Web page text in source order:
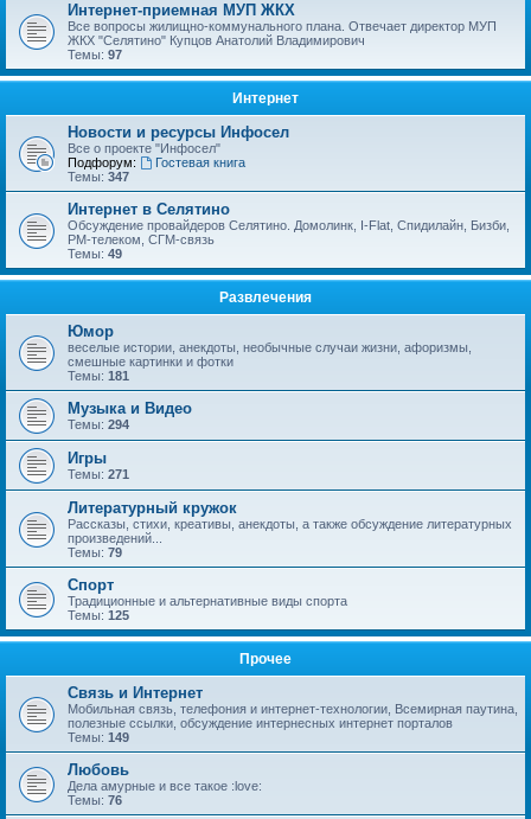
Интернет-приемная МУП ЖКХ
Все вопросы жилищно-коммунального плана. Отвечает директор МУП
ЖКХ "Селятино" Купцов Анатолий Владимирович
Темы: 97
Интернет
Новости и ресурсы Инфосел
Все о проекте "Инфосел"
Подфорум:
Гостевая книга
Темы: 347
Интернет в Селятино
Обсуждение провайдеров Селятино. Домолинк, I-Flat, Спидилайн, Бизби,
РМ-телеком, СГМ-связь
Темы: 49
Развлечения
Юмор
веселые истории, анекдоты, необычные случаи жизни, афоризмы,
смешные картинки и фотки
Темы: 181
Музыка и Видео
Темы: 294
Игры
Темы: 271
Литературный кружок
Рассказы, стихи, креативы, анекдоты, а также обсуждение литературных
произведений...
Темы: 79
Спорт
Традиционные и альтернативные виды спорта
Темы: 125
Прочее
Связь и Интернет
Мобильная связь, телефония и интернет-технологии, Всемирная паутина,
полезные ссылки, обсуждение интернесных интернет порталов
Темы: 149
Любовь
Дела амурные и все такое :love:
Темы: 76